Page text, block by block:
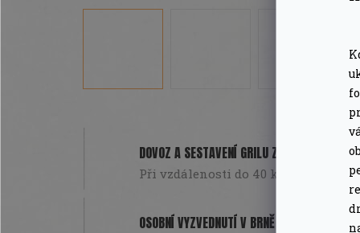
DOVOZ A SESTAVENÍ GRILU ZDARMA
Při vzdálenosti do 40 km od Brna.
OSOBNÍ VYZVEDNUTÍ V BRNĚ